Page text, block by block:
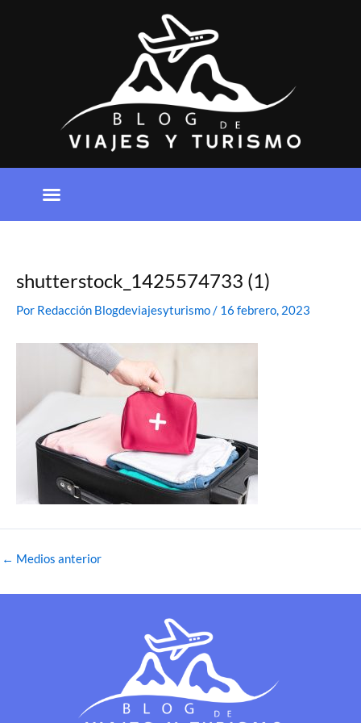
shutterstock_1425574733 (1)
Por Redacción Blogdeviajesyturismo/ 16 febrero, 2023
← Medios anterior